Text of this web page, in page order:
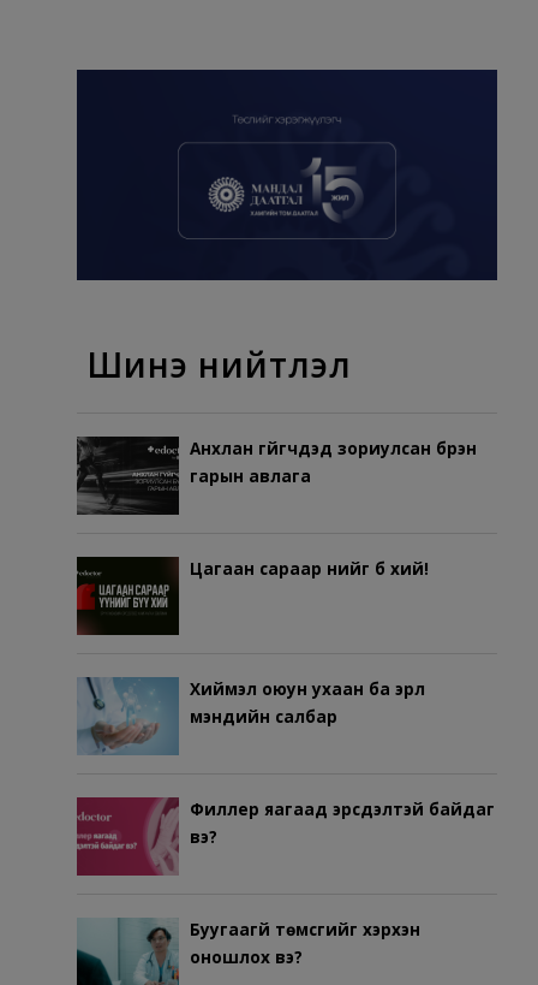
Шинэ нийтлэл
Анхлан гүйгчдэд зориулсан бүрэн
гарын авлага
Цагаан сараар үүнийг бүү хий!
Хиймэл оюун ухаан ба эрүүл
мэндийн салбар
Филлер яагаад эрсдэлтэй байдаг
вэ?
Буугаагүй төмсгийг хэрхэн
оношлох вэ?